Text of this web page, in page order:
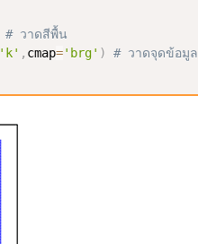
# วาดสีพื้น
'k' , cmap='brg' )
# วาดจุดข้อมูล